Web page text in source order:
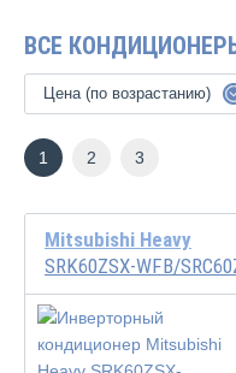
ВСЕ КОНДИЦИОНЕРЫ
Цена (по возрастанию)
1 2 3
Mitsubishi Heavy
SRK60ZSX-WFB/
Инвертор